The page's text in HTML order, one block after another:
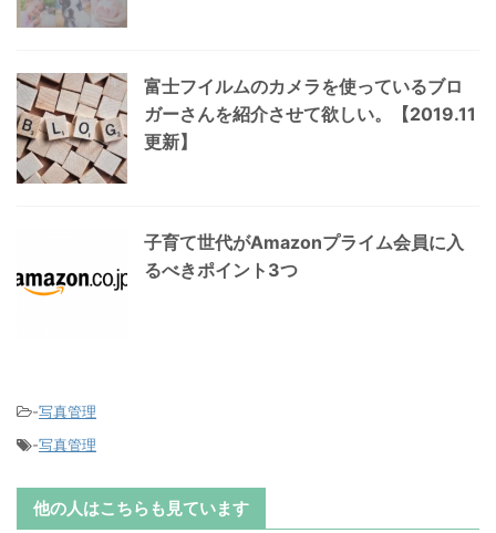
富士フイルムのカメラを使っているブロ
ガーさんを紹介させて欲しい。【2019.11
更新】
子育て世代がAmazonプライム会員に入
るべきポイント3つ
-写真管理
-写真管理
他の人はこちらも見ています